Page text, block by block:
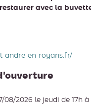
avec la
andre-en-royans.fr/
08/2026 le jeudi de 17h à